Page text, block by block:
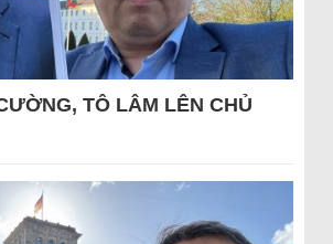
TÔ LÂM LÊN CHỦ